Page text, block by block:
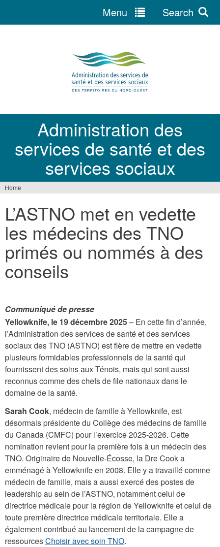
Administration des
services de santé et des
services sociaux
Menu Search
are
here
Home
L’ASTNO met en vedette
les médecins des TNO
primés ou nommés à des
conseils
Communiqué de presse
Yellowknife, le 19 décembre 2025– En cette fin d’année,
l’Administration des services de santé et des services
sociaux des TNO (ASTNO) est fière de mettre en vedette
plusieurs formidables professionnels de la santé qui
fournissent des soins aux Ténois, mais qui sont aussi
reconnus comme des chefs de file nationaux dans le
domaine de la santé.
Sarah Cook, médecin de famille à Yellowknife, est
désormais présidente du Collège des médecins de famille
du Canada (CMFC) pour l’exercice 2025-2026. Cette
nomination revient pour la première fois à un médecin des
TNO. Originaire de Nouvelle-Écosse, la Dre Cook a
emménagé à Yellowknife en 2008. Elle y a travaillé comme
médecin de famille, mais a aussi exercé des postes de
leadership au sein de l’ASTNO, notamment celui de
directrice médicale pour la région de Yellowknife et celui de
toute première directrice médicale territoriale. Elle a
également contribué au lancement de la campagne de
ressourcesChoisir avec soin TNO.